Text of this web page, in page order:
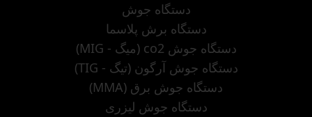
دستگاه جوش
دستگاه برش پلاسما
دستگاه جوش co2 (میگ - MIG)
دستگاه جوش آرگون (تیگ - TIG)
دستگاه جوش برق (MMA)
دستگاه جوش لیزری